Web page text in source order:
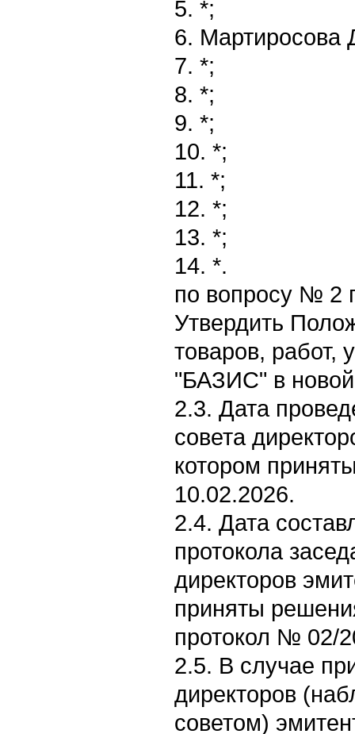
5. *;
6. Мартиросова
7. *;
8. *;
9. *;
10. *;
11. *;
12. *;
13. *;
14. *.
по вопросу № 2
Утвердить
товаров, работ,
"БАЗИС" в
2.3. Дата
совета
котором
10.02.2026.
2.4. Дата
протокола
директоров
приняты
протокол № 02/
2.5. В случае
директоров
советом)